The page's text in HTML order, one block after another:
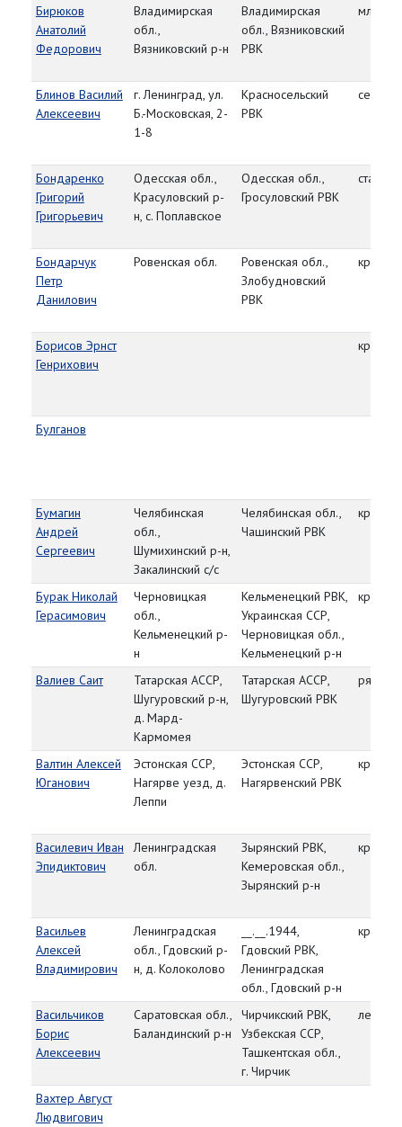
Бирюков
Анатолий
Федорович
Владимирская
обл.,
Вязниковский р-н
Владимирская
обл., Вязниковский
РВК
мл.
Блинов Василий
Алексеевич
г. Ленинград, ул.
Б.-Московская, 2-
1-8
Красносельский
РВК
сержант
Бондаренко
Григорий
Григорьевич
Одесская обл.,
Красуловский р-
н, с. Поплавское
Одесская обл.,
Гросуловский РВК
Бондарчук
Петр
Данилович
Ровенская обл.
Ровенская обл.,
Злобудновский
РВК
Борисов Эрнст
Генрихович
Булганов
Бумагин
Андрей
Сергеевич
Челябинская
обл.,
Шумихинский р-н,
Закалинский с/с
Челябинская обл.,
Чашинский РВК
Бурак Николай
Герасимович
Черновицкая
обл.,
Кельменецкий р-
н
Кельменецкий РВК,
Украинская ССР,
Черновицкая обл.,
Кельменецкий р-н
Валиев Саит
Татарская АССР,
Шугуровский р-н,
д. Мард-
Кармомея
Татарская АССР,
Шугуровский РВК
Валтин Алексей
Юганович
Эстонская ССР,
Нагярве уезд, д.
Леппи
Эстонская ССР,
Нагярвенский РВК
Василевич Иван
Эпидиктович
Ленинградская
обл.
Зырянский РВК,
Кемеровская обл.,
Зырянский р-н
Васильев
Алексей
Владимирович
Ленинградская
обл., Гдовский р-
н, д. Колоколово
__.__.1944,
Гдовский РВК,
Ленинградская
обл., Гдовский р-н
Васильчиков
Борис
Алексеевич
Саратовская обл.,
Баландинский р-н
Чирчикский РВК,
Узбекская ССР,
Ташкентская обл.,
г. Чирчик
Вахтер Август
Людвигович